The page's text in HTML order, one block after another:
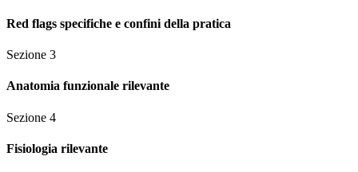
Red flags specifiche e confini della pratica
Sezione 3
Anatomia funzionale rilevante
Sezione 4
Fisiologia rilevante